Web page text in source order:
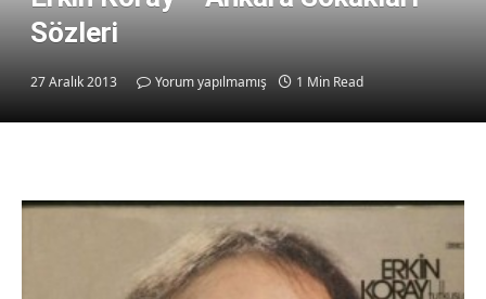
Sözleri
27 Aralık 2013 Yorum yapılmamış 1 Min Read